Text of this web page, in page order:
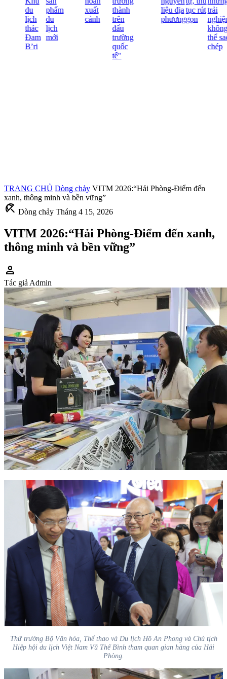
du
lịch
thác
Đam
B’ri
phẩm
du
lịch
mới
xuất
cảnh
thành
trên
đấu
trường
quốc
tế"
liệu địa
phương
tục rút
gọn
trải
nghiệm
không
thể sao
chép
TRANG CHỦ Dòng chảy VITM 2026:“Hải Phòng-Điểm đến
xanh, thông minh và bền vững”
beach_access Dòng chảy Tháng 4 15, 2026
VITM 2026:“Hải Phòng-Điểm đến xanh,
thông minh và bền vững”
person
Tác giả Admin
Thứ trưởng Bộ Văn hóa, Thể thao và Du lịch Hồ An Phong và Chủ tịch
Hiệp hội du lịch Việt Nam Vũ Thế Bình tham quan gian hàng của Hải
Phòng.